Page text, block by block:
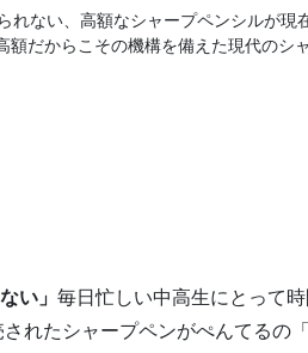
れない、高額なシャープペンシルが現
額だからこその機構を備えた現代の
い」 毎日忙しい中高生にとって
れたシャープペンがぺんてるの